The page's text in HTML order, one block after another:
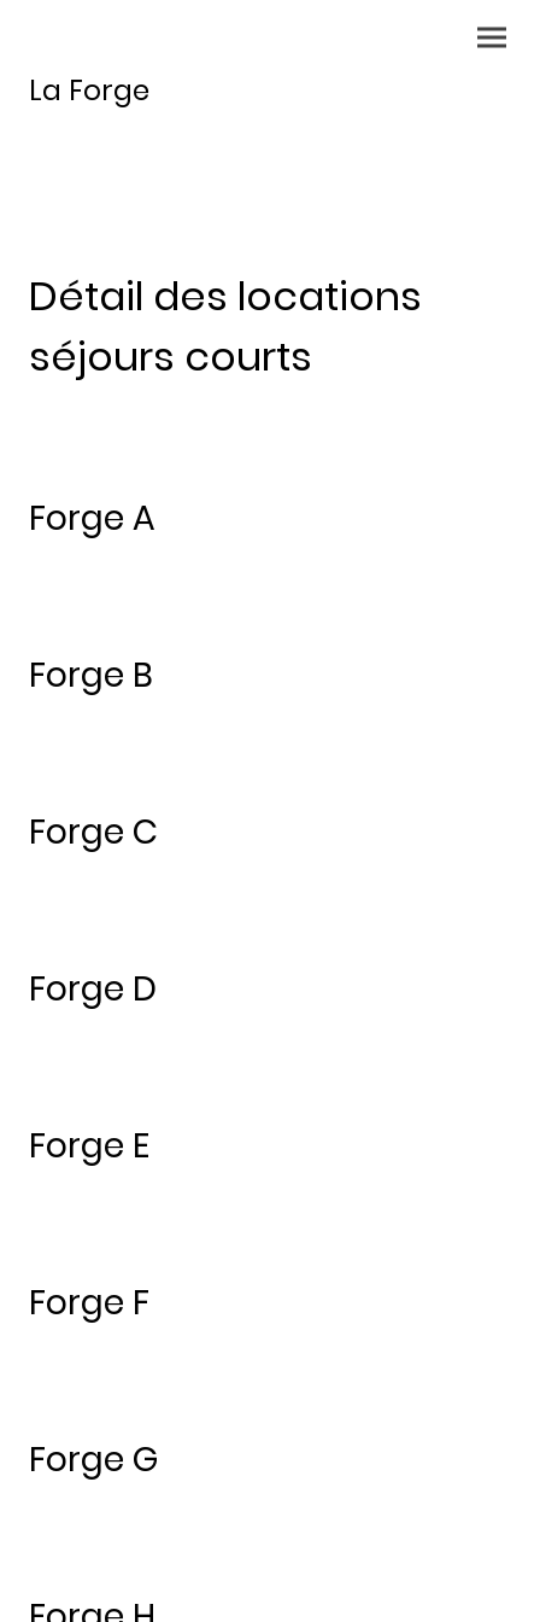
La Forge
Détail des locations
séjours courts
Forge A
Forge B
Forge C
Forge D
Forge E
Forge F
Forge G